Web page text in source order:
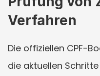
Verfahren
Die offiziellen CPF-
die aktuellen